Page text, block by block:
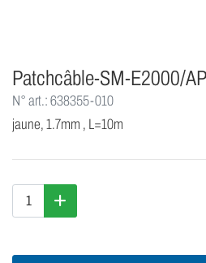
Patchcâble-SM-E2000/
N° art.: 638355-010
jaune, 1.7mm , L=10m